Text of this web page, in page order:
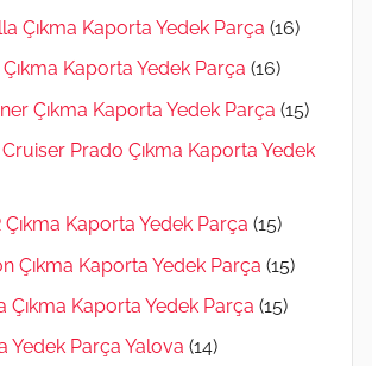
Çıkma Kaporta Yedek Parça (16)
Kaporta Yedek Parça (16)
Çıkma Kaporta Yedek Parça (15)
Prado Çıkma Kaporta Yedek
Kaporta Yedek Parça (15)
Çıkma Kaporta Yedek Parça (15)
Çıkma Kaporta Yedek Parça (15)
Yedek Parça Yalova (14)